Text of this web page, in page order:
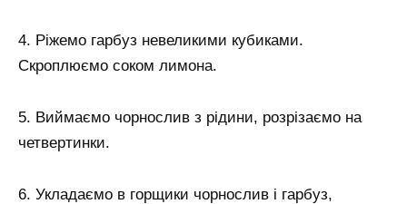
4. Ріжемо гарбуз невеликими кубиками.
Скроплюємо соком лимона.
5. Виймаємо чорнослив з рідини, розрізаємо на
четвертинки.
6. Укладаємо в горщики чорнослив і гарбуз,